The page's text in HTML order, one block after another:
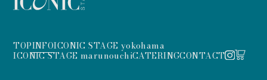
TOPINFOICONIC STAGE yokohama
ICONIC STAGE marunouchiCATERINGCONTACT